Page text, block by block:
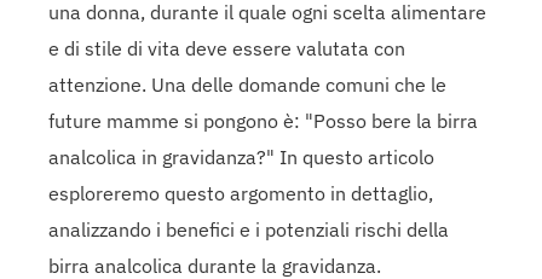
una donna, durante il quale ogni scelta alimentare
e di stile di vita deve essere valutata con
attenzione. Una delle domande comuni che le
future mamme si pongono è: "Posso bere la birra
analcolica in gravidanza?" In questo articolo
esploreremo questo argomento in dettaglio,
analizzando i benefici e i potenziali rischi della
birra analcolica durante la gravidanza.